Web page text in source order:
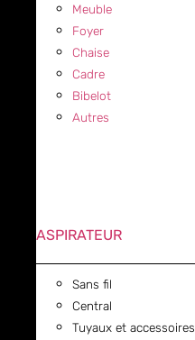
Meuble
Foyer
Chaise
Cadre
Bibelot
Autres
ASPIRATEUR
Sans fil
Central
Tuyaux et accessoires